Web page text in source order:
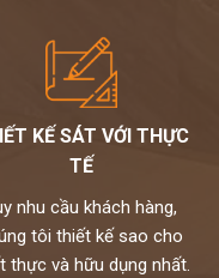
và thi công đá tự nhiên
sở hữu bộ sưu tập
nhiều mẫu mã độc đáo
nhập khẩu trực tiếp từ
định kỹ lưỡng theo
0972101656 -
KẾ SÁT VỚI THỰC
TẾ
nhu cầu khách hàng,
tôi thiết kế sao cho
thực và hữu dụng nhất.